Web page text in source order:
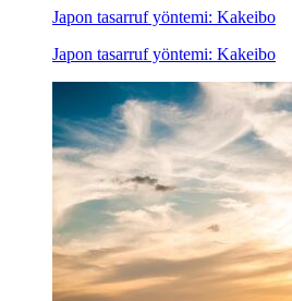
Japon tasarruf yöntemi: Kakeibo
Japon tasarruf yöntemi: Kakeibo